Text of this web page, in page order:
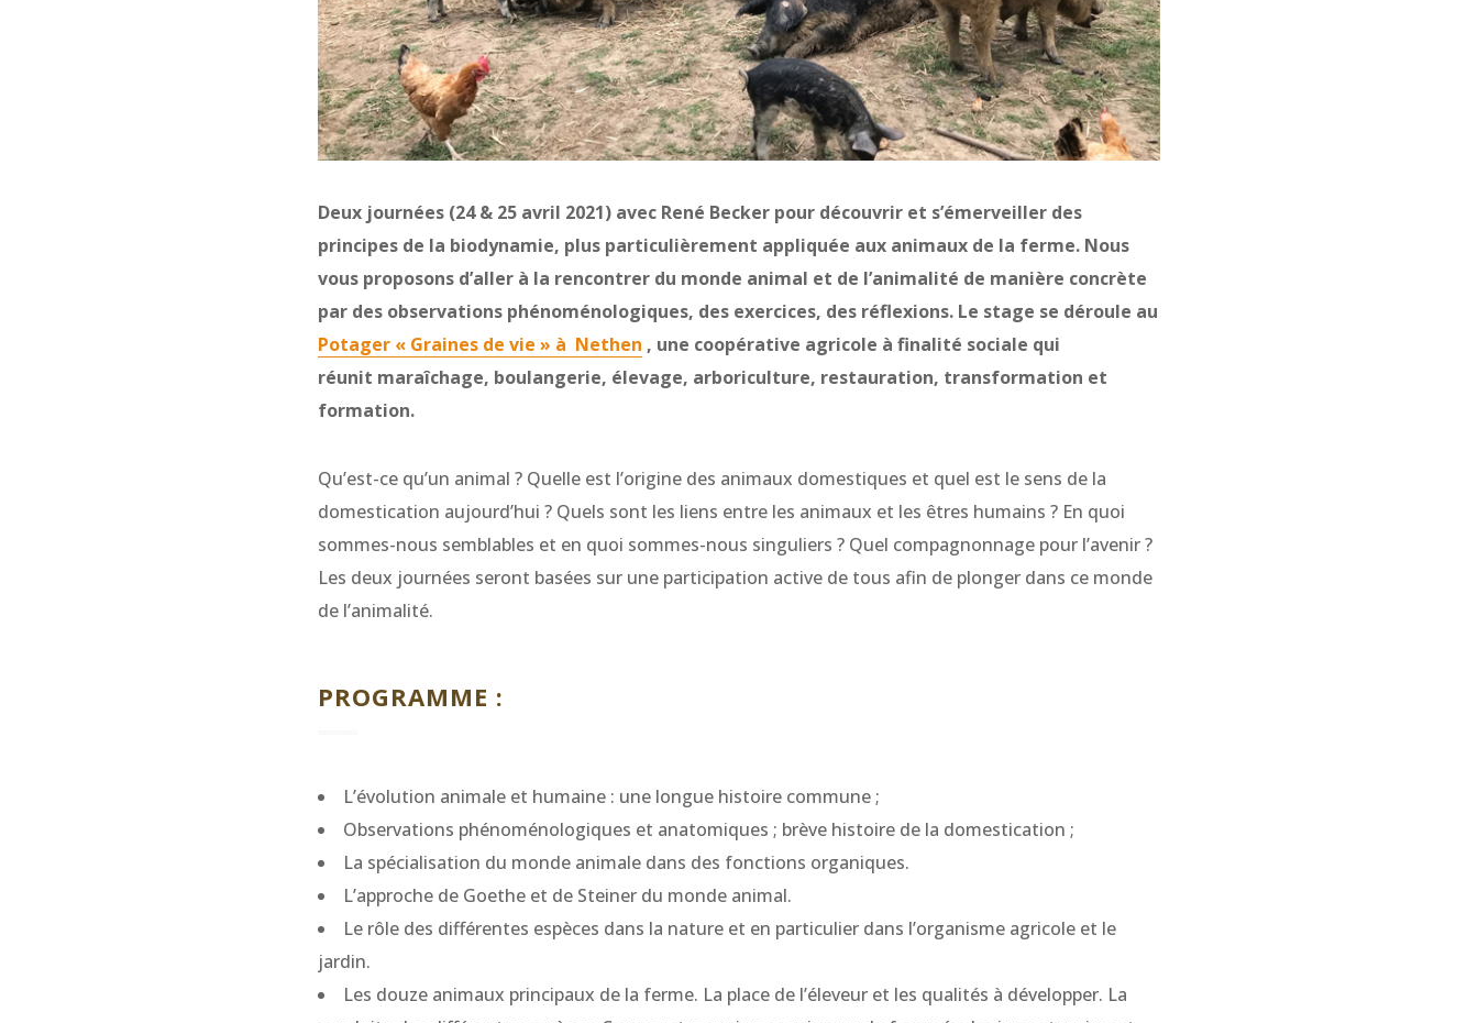
Deux journées (24 & 25 avril 2021) avec René Becker pour découvrir et s’émerveiller des
principes de la biodynamie, plus particulièrement appliquée aux animaux de la ferme. Nous
vous proposons d’aller à la rencontrer du monde animal et de l’animalité de manière concrète
par des observations phénoménologiques, des exercices, des réflexions. Le stage se déroule au
Potager « Graines de vie » à Nethen , une coopérative agricole à finalité sociale qui
réunit maraîchage, boulangerie, élevage, arboriculture, restauration, transformation et
formation.
Qu’est-ce qu’un animal ? Quelle est l’origine des animaux domestiques et quel est le sens de la
domestication aujourd’hui ? Quels sont les liens entre les animaux et les êtres humains ? En quoi
sommes-nous semblables et en quoi sommes-nous singuliers ? Quel compagnonnage pour l’avenir ?
Les deux journées seront basées sur une participation active de tous afin de plonger dans ce monde
de l’animalité.
PROGRAMME :
L’évolution animale et humaine : une longue histoire commune ;
Observations phénoménologiques et anatomiques ; brève histoire de la domestication ;
La spécialisation du monde animale dans des fonctions organiques.
L’approche de Goethe et de Steiner du monde animal.
Le rôle des différentes espèces dans la nature et en particulier dans l’organisme agricole et le
jardin.
Les douze animaux principaux de la ferme. La place de l’éleveur et les qualités à développer. La